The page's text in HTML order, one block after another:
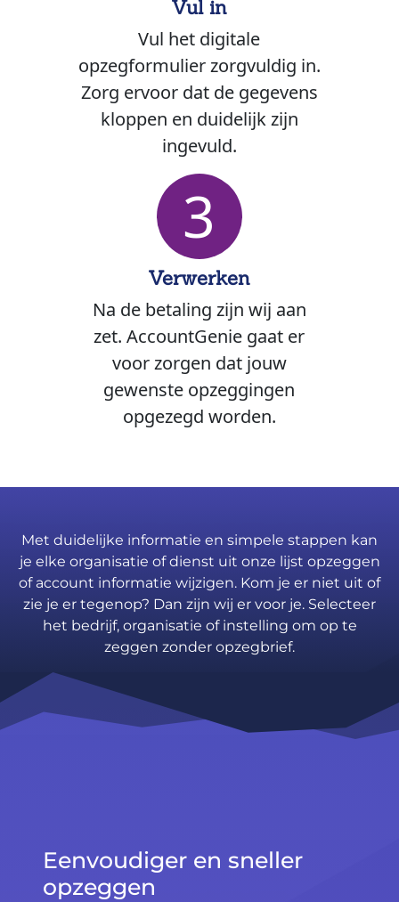
Vul in
Vul het digitale
opzegformulier zorgvuldig in.
Zorg ervoor dat de gegevens
kloppen en duidelijk zijn
ingevuld.
3
Verwerken
Na de betaling zijn wij aan
zet. AccountGenie gaat er
voor zorgen dat jouw
gewenste opzeggingen
opgezegd worden.
Met duidelijke informatie en simpele stappen kan
je elke organisatie of dienst uit onze lijst opzeggen
of account informatie wijzigen. Kom je er niet uit of
zie je er tegenop? Dan zijn wij er voor je. Selecteer
het bedrijf, organisatie of instelling om op te
zeggen zonder opzegbrief.
Eenvoudiger en sneller
opzeggen